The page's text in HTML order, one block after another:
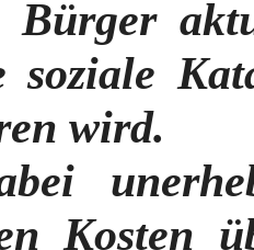
Bürger
soziale
wird.
Kosten